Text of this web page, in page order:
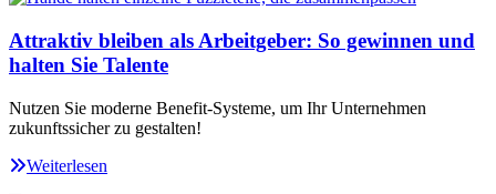
Attraktiv bleiben als Arbeitgeber: So gewinnen und
halten Sie Talente
Nutzen Sie moderne Benefit-Systeme, um Ihr Unternehmen
zukunftssicher zu gestalten!
Weiterlesen